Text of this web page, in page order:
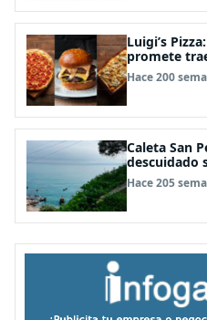
Luigi’s
promete
local
Hace 200
Caleta San
descuidado
leyendas
Hace 205